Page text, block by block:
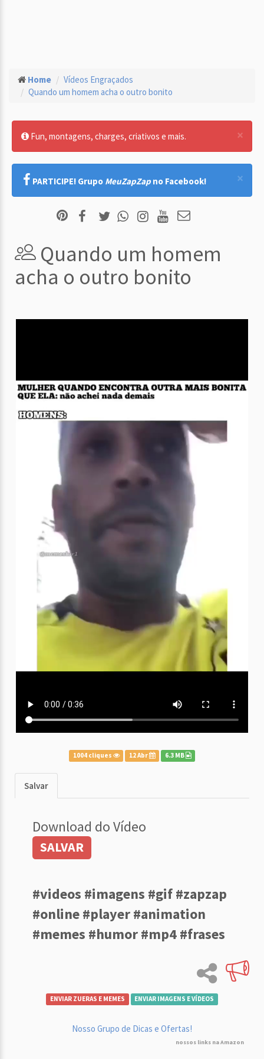
Home
Vídeos Engraçados
Quando um homem acha o outro bonito
×
Fun, montagens, charges, criativos e mais.
×
PARTICIPE! Grupo MeuZapZap no Facebook!
Quando um homem
acha o outro bonito
1004 cliques 12 Abr 6.3 MB
Salvar
Download do Vídeo
SALVAR
#videos #imagens #gif #zapzap
#online #player #animation
#memes #humor #mp4 #frases
ENVIAR ZUERAS E MEMES ENVIAR IMAGENS E VÍDEOS
Nosso Grupo de Dicas e Ofertas!
nossos links na Amazon